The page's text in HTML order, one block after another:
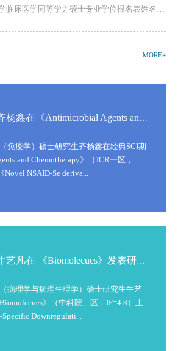
临床医学同等学力硕士专业学位报名表姓名性
MORE+
我院硕士研究生齐杨鑫在《Antimicrobial Agents and Chemotherapy》发表研究论文
免疫学）硕士研究生齐杨鑫在经典SCI期
and Chemotherapy》（JCR一区，
NSAID-Se deriva...
病理学与病理生理学）硕士研究生牛艺
》（中科院二区，IF=4.8）上
Downregulati...